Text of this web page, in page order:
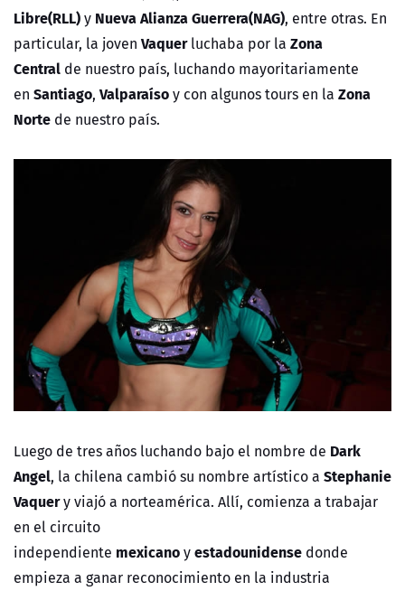
Libre(RLL)y Nueva Alianza Guerrera(NAG), entre otras. En
particular, la joven Vaquer luchaba por la Zona
Central de nuestro país, luchando mayoritariamente
en Santiago, Valparaísoy con algunos tours en la Zona
Norte de nuestro país.
Luego de tres años luchando bajo el nombre de Dark
Angel, la chilena cambió su nombre artístico a Stephanie
Vaquery viajó a norteamérica. Allí, comienza a trabajar
en el circuito
independiente mexicanoyestadounidense donde
empieza a ganar reconocimiento en la industria